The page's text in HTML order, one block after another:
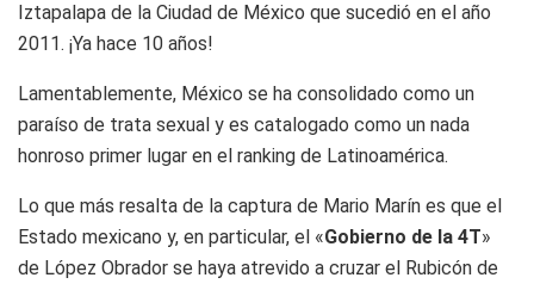
Iztapalapa de la Ciudad de México que sucedió en el año
2011. ¡Ya hace 10 años!
Lamentablemente, México se ha consolidado como un
paraíso de trata sexual y es catalogado como un nada
honroso primer lugar en el ranking de Latinoamérica.
Lo que más resalta de la captura de Mario Marín es que el
Estado mexicano y, en particular, el «Gobierno de la 4T»
de López Obrador se haya atrevido a cruzar el Rubicón de